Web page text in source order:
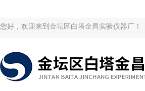
您好，欢迎来到金坛区白塔金昌实验仪器厂！